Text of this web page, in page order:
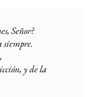
Señor?
siempre.
y de la